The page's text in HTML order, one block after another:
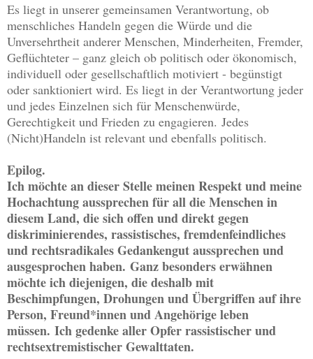
Es liegt in unserer gemeinsamen Verantwortung, ob
menschliches Handeln gegen die Würde und die
Unversehrtheit anderer Menschen, Minderheiten, Fremder,
Geflüchteter – ganz gleich ob politisch oder ökonomisch,
individuell oder gesellschaftlich motiviert - begünstigt
oder sanktioniert wird. Es liegt in der Verantwortung jeder
und jedes Einzelnen sich für Menschenwürde,
Gerechtigkeit und Frieden zu engagieren. Jedes
(Nicht)Handeln ist relevant und ebenfalls politisch.
Epilog.
Ich möchte an dieser Stelle meinen Respekt und meine
Hochachtung aussprechen für all die Menschen in
diesem Land, die sich offen und direkt gegen
diskriminierendes, rassistisches, fremdenfeindliches
und rechtsradikales Gedankengut aussprechen und
ausgesprochen haben. Ganz besonders erwähnen
möchte ich diejenigen, die deshalb mit
Beschimpfungen, Drohungen und Übergriffen auf ihre
Person, Freund*innen und Angehörige leben
müssen. Ich gedenke aller Opfer rassistischer und
rechtsextremistischer Gewalttaten.